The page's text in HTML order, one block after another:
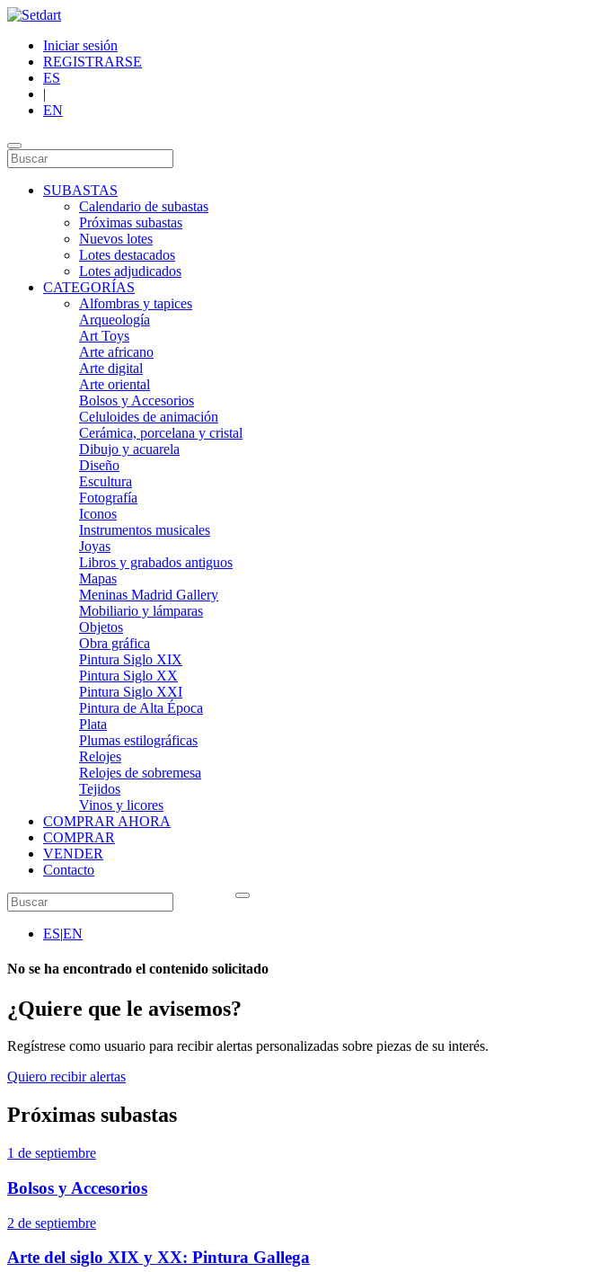
Iniciar sesión
REGISTRARSE
ES
|
EN
SUBASTAS
Calendario de subastas
Próximas subastas
Nuevos lotes
Lotes destacados
Lotes adjudicados
CATEGORÍAS
Alfombras y tapices
Arqueología
Art Toys
Arte africano
Arte digital
Arte oriental
Bolsos y Accesorios
Celuloides de animación
Cerámica, porcelana y cristal
Dibujo y acuarela
Diseño
Escultura
Fotografía
Iconos
Instrumentos musicales
Joyas
Libros y grabados antiguos
Mapas
Meninas Madrid Gallery
Mobiliario y lámparas
Objetos
Obra gráfica
Pintura Siglo XIX
Pintura Siglo XX
Pintura Siglo XXI
Pintura de Alta Época
Plata
Plumas estilográficas
Relojes
Relojes de sobremesa
Tejidos
Vinos y licores
COMPRAR AHORA
COMPRAR
VENDER
Contacto
ES|EN
No se ha encontrado el contenido solicitado
¿Quiere que le avisemos?
Regístrese como usuario para recibir alertas personalizadas sobre piezas de su interés.
Quiero recibir alertas
Próximas subastas
1 de septiembre
Bolsos y Accesorios
2 de septiembre
Arte del siglo XIX y XX: Pintura Gallega